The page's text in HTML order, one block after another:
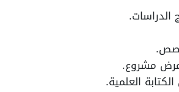
الدراسات.
عرض مشروع.
العلمية.